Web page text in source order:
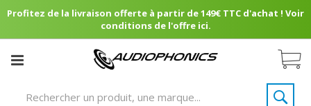
Profitez de la livraison offerte à partir de 149€ TTC d'achat ! Voir
conditions de l'offre ici.